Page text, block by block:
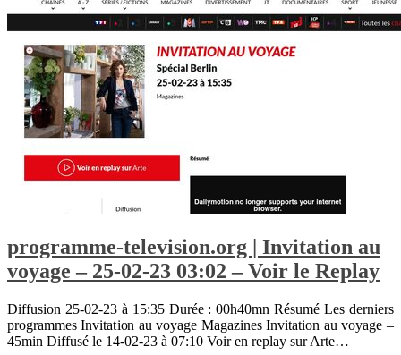
programme-television.org | Invitation au
voyage – 25-02-23 03:02 – Voir le Replay
Diffusion 25-02-23 à 15:35 Durée : 00h40mn Résumé Les derniers
programmes Invitation au voyage Magazines Invitation au voyage –
45min Diffusé le 14-02-23 à 07:10 Voir en replay sur Arte…